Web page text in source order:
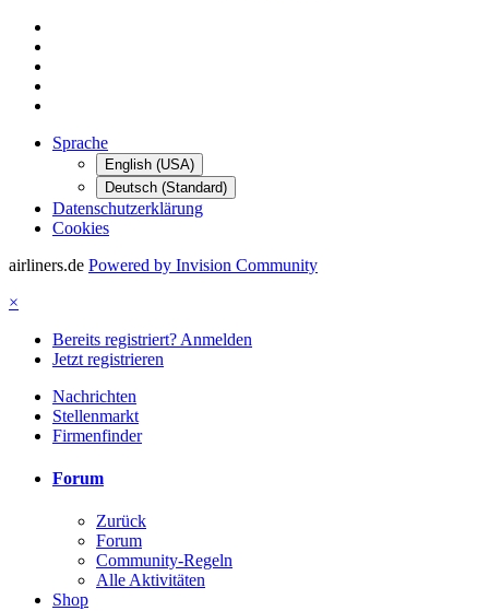
Sprache
English (USA)
Deutsch (Standard)
Datenschutzerklärung
Cookies
airliners.de Powered by Invision Community
×
Bereits registriert? Anmelden
Jetzt registrieren
Nachrichten
Stellenmarkt
Firmenfinder
Forum
Zurück
Forum
Community-Regeln
Alle Aktivitäten
Shop